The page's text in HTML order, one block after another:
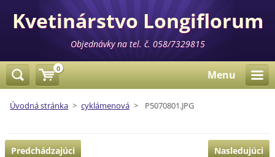
Kvetinárstvo Longiflorum
Objednávky na tel. č. 058/7329815
Menu
Úvodná stránka > cyklámenová > P5070801.JPG
Predchádzajúci Nasledujúci
0